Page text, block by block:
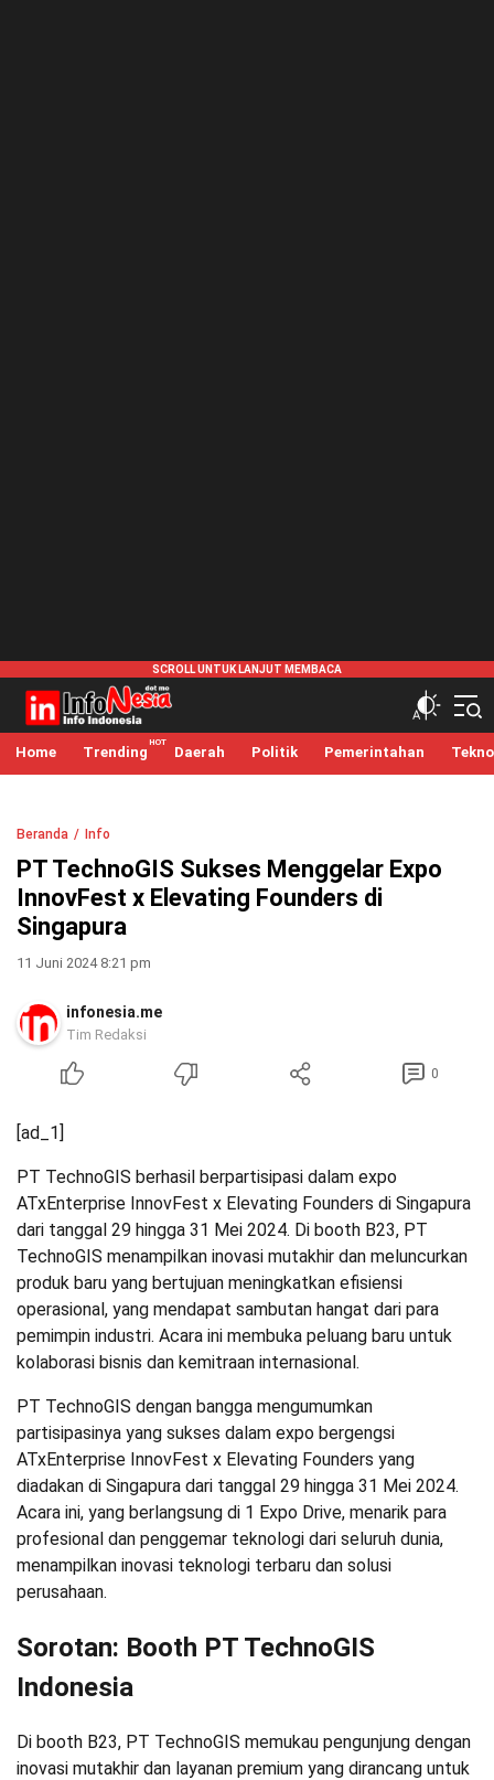
infonesia.me
Info Indonesia
Home Trending Daerah Politik Pemerintahan Tekno
Beranda Info
PT TechnoGIS Sukses Menggelar Expo
InnovFest x Elevating Founders di
Singapura
11 Juni 2024 8:21 pm
infonesia.me
Tim Redaksi
0
[ad_1]
PT TechnoGIS berhasil berpartisipasi dalam expo
ATxEnterprise InnovFest x Elevating Founders di Singapura
dari tanggal 29 hingga 31 Mei 2024. Di booth B23, PT
TechnoGIS menampilkan inovasi mutakhir dan meluncurkan
produk baru yang bertujuan meningkatkan efisiensi
operasional, yang mendapat sambutan hangat dari para
pemimpin industri. Acara ini membuka peluang baru untuk
kolaborasi bisnis dan kemitraan internasional.
PT TechnoGIS dengan bangga mengumumkan
partisipasinya yang sukses dalam expo bergengsi
ATxEnterprise InnovFest x Elevating Founders yang
diadakan di Singapura dari tanggal 29 hingga 31 Mei 2024.
Acara ini, yang berlangsung di 1 Expo Drive, menarik para
profesional dan penggemar teknologi dari seluruh dunia,
menampilkan inovasi teknologi terbaru dan solusi
perusahaan.
Sorotan: Booth PT TechnoGIS
Indonesia
Di booth B23, PT TechnoGIS memukau pengunjung dengan
inovasi mutakhir dan layanan premium yang dirancang untuk